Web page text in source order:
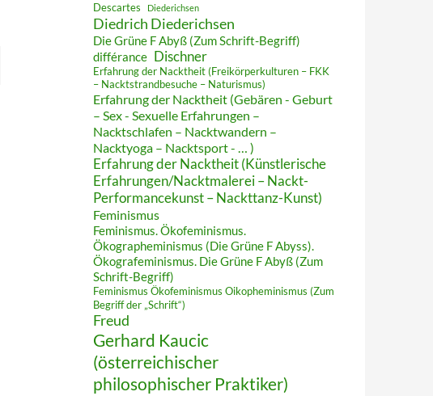
Descartes Diederichsen
Diedrich Diederichsen
Die Grüne F Abyß (Zum Schrift-Begriff)
différance
Dischner
Erfahrung der Nacktheit (Freikörperkulturen – FKK
– Nacktstrandbesuche – Naturismus)
Erfahrung der Nacktheit (Gebären - Geburt
– Sex - Sexuelle Erfahrungen –
Nacktschlafen – Nacktwandern –
Nacktyoga – Nacktsport - … )
Erfahrung der Nacktheit (Künstlerische
Erfahrungen/Nacktmalerei – Nackt-
Performancekunst – Nackttanz-Kunst)
Feminismus
Feminismus. Ökofeminismus.
Ökographeminismus (Die Grüne F Abyss).
Ökografeminismus. Die Grüne F Abyß (Zum
Schrift-Begriff)
Feminismus Ökofeminismus Oikopheminismus (Zum
Begriff der „Schrift“)
Freud
Gerhard Kaucic
(österreichischer
philosophischer Praktiker)